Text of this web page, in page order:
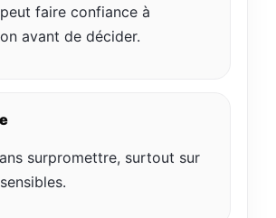
peut faire confiance à
avant de décider.
surpromettre, surtout sur